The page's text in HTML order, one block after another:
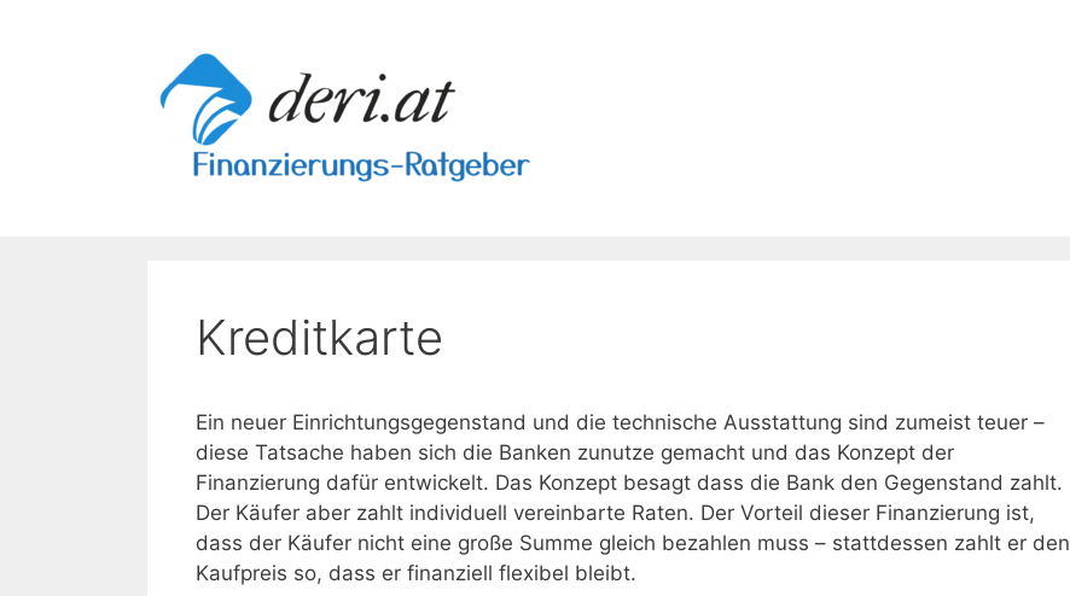
Kreditkarte
Ein neuer Einrichtungsgegenstand und die technische Ausstattung sind zumeist teuer –
diese Tatsache haben sich die Banken zunutze gemacht und das Konzept der
Finanzierung dafür entwickelt. Das Konzept besagt dass die Bank den Gegenstand zahlt.
Der Käufer aber zahlt individuell vereinbarte Raten. Der Vorteil dieser Finanzierung ist,
dass der Käufer nicht eine große Summe gleich bezahlen muss – stattdessen zahlt er den
Kaufpreis so, dass er finanziell flexibel bleibt.